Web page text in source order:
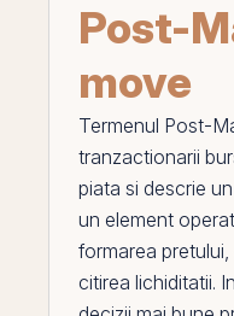
Post-
move
Termenul Post-
tranzactionarii
piata si descrie
un element
formarea
citirea lichiditatii.